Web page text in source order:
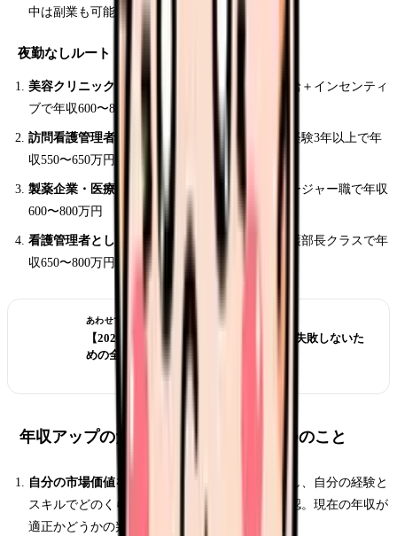
中は副業も可能
夜勤なしルート
美容クリニックでインセンティブを狙う：
基本給＋インセンティ
ブで年収600〜800万円
訪問看護管理者として経営に参画する：
管理者経験3年以上で年
収550〜650万円
製薬企業・医療機器メーカーに転職する：
マネージャー職で年収
600〜800万円
看護管理者として副看護部長以上を目指す：
看護部長クラスで年
収650〜800万円
あわせて読みたい
【2026年版】看護師転職の完全ガイド｜失敗しないた
めの全知識
年収アップのために今日からできる3つのこと
自分の市場価値を確認する：
転職サイトに登録し、自分の経験と
スキルでどのくらいの年収が提示されるかを確認。現在の年収が
適正かどうかの判断材料になります